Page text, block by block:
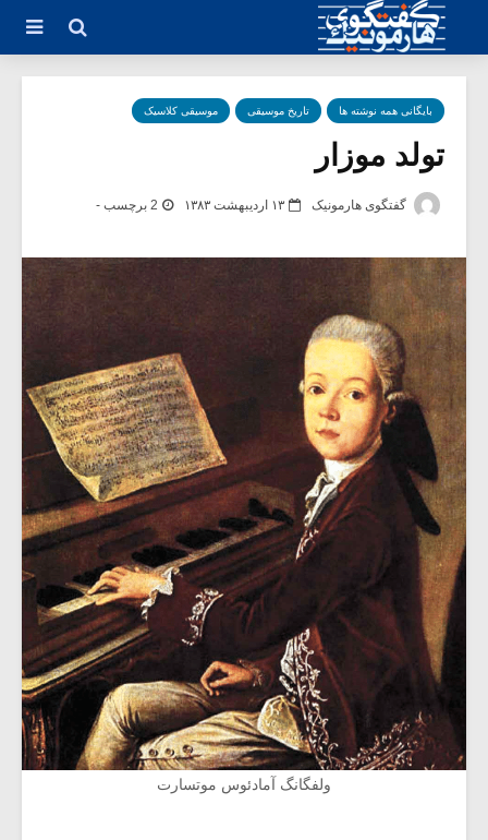
بایگانی همه نوشته ها تاریخ موسیقی موسیقی کلاسیک
تولد موزار
گفتگوی هارمونیک ۱۳ اردیبهشت ۱۳۸۳ 2 برچسب -
ولفگانگ آمادئوس موتسارت